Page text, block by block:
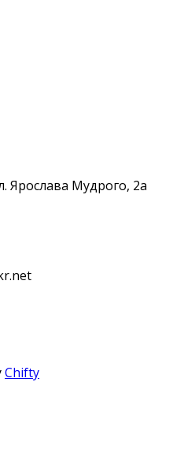
Ярослава Мудрого, 2а
Chifty